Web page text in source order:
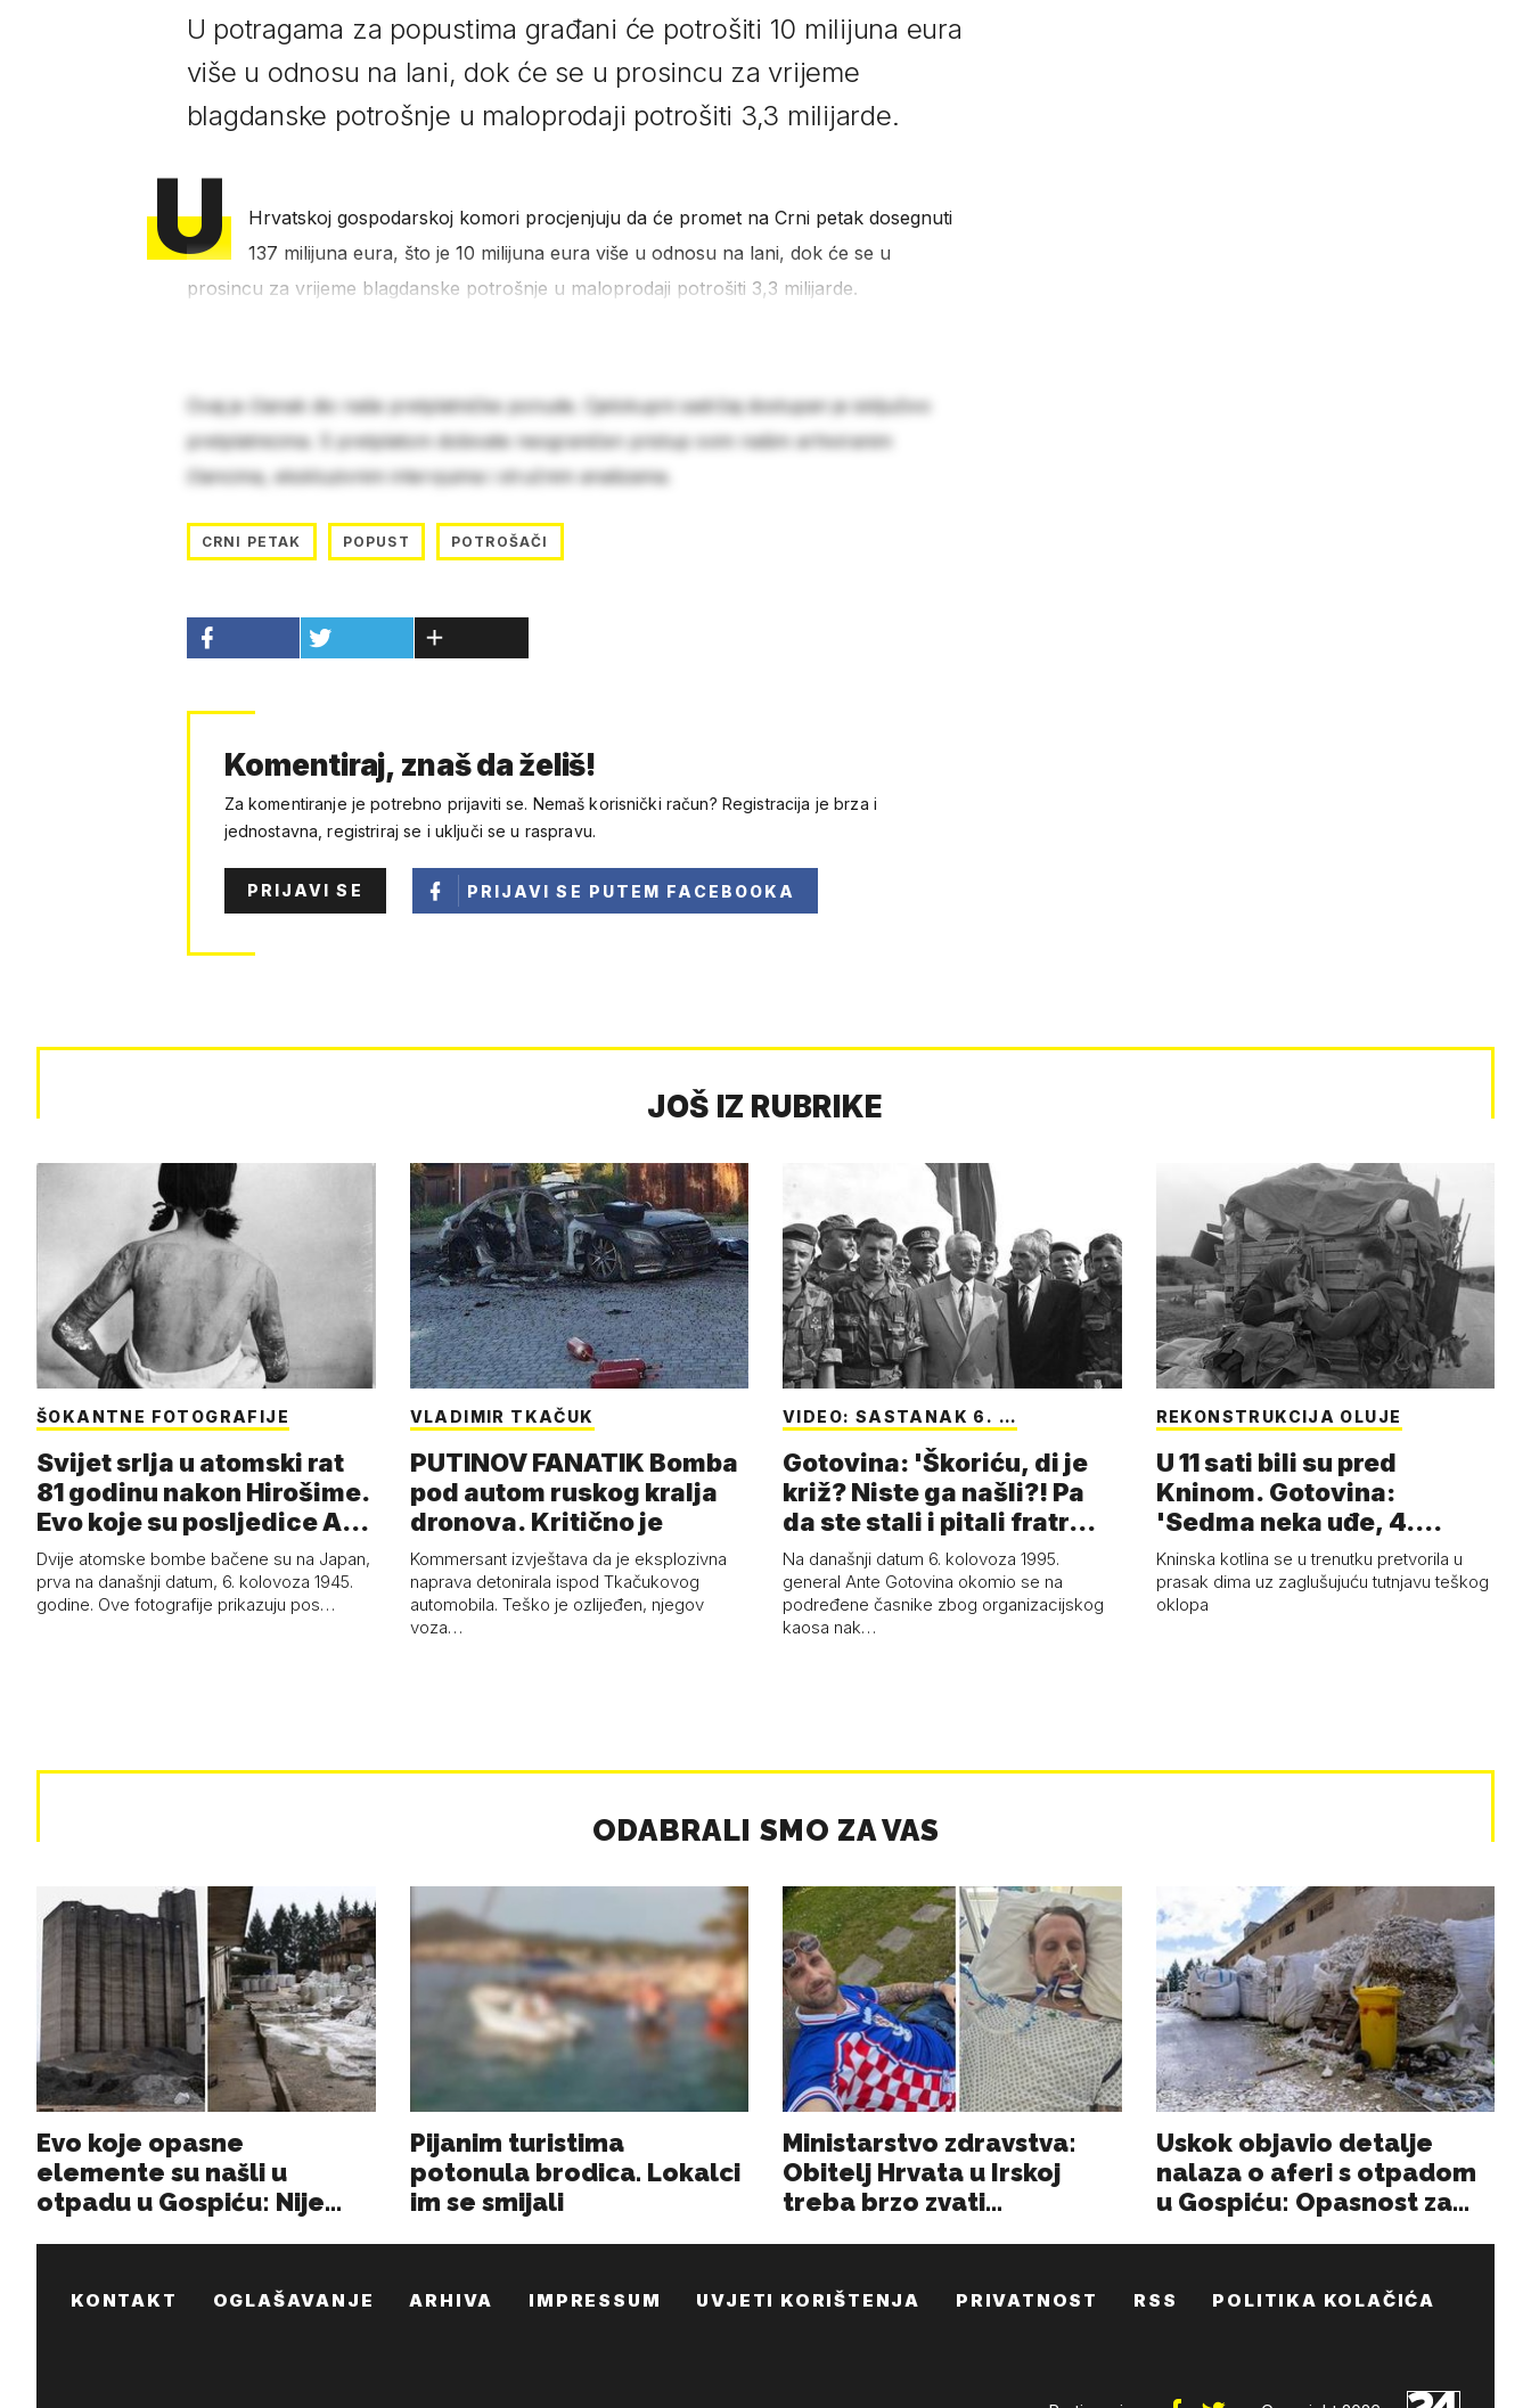
U potragama za popustima građani će potrošiti 10 milijuna eura
više u odnosu na lani, dok će se u prosincu za vrijeme
blagdanske potrošnje u maloprodaji potrošiti 3,3 milijarde.
U
Hrvatskoj gospodarskoj komori procjenjuju da će promet na Crni petak dosegnuti
137 milijuna eura, što je 10 milijuna eura više u odnosu na lani, dok će se u
prosincu za vrijeme blagdanske potrošnje u maloprodaji potrošiti 3,3 milijarde.
Ovaj je članak dio naše pretplatničke ponude. Cjelokupni sadržaj dostupan je isključivo
pretplatnicima. S pretplatom dobivate neograničen pristup svim našim arhiviranim
člancima, ekskluzivnim intervjuima i stručnim analizama.
CRNI PETAK POPUST POTROŠAČI
Komentiraj, znaš da želiš!
Za komentiranje je potrebno prijaviti se. Nemaš korisnički račun? Registracija je brza i
jednostavna, registriraj se i uključi se u raspravu.
PRIJAVI SE PRIJAVI SE PUTEM FACEBOOKA
JOŠ IZ RUBRIKE
ŠOKANTNE FOTOGRAFIJE
Svijet srlja u atomski rat
81 godinu nakon Hirošime.
Evo koje su posljedice A-
b…
Dvije atomske bombe bačene su na Japan,
prva na današnji datum, 6. kolovoza 1945.
godine. Ove fotografije prikazuju pos…
VLADIMIR TKAČUK
PUTINOV FANATIK Bomba
pod autom ruskog kralja
dronova. Kritično je
Kommersant izvještava da je eksplozivna
naprava detonirala ispod Tkačukovog
automobila. Teško je ozlijeđen, njegov
voza…
VIDEO: SASTANAK 6. …
Gotovina: 'Škoriću, di je
križ? Niste ga našli?! Pa
da ste stali i pitali fratr…
Na današnji datum 6. kolovoza 1995.
general Ante Gotovina okomio se na
podređene časnike zbog organizacijskog
kaosa nak…
REKONSTRUKCIJA OLUJE
U 11 sati bili su pred
Kninom. Gotovina:
'Sedma neka uđe, 4.
gardijska neka g…
Kninska kotlina se u trenutku pretvorila u
prasak dima uz zaglušujuću tutnjavu teškog
oklopa
KONTAKT OGLAŠAVANJE ARHIVA IMPRESSUM UVJETI KORIŠTENJA PRIVATNOST RSS POLITIKA KOLAČIĆA